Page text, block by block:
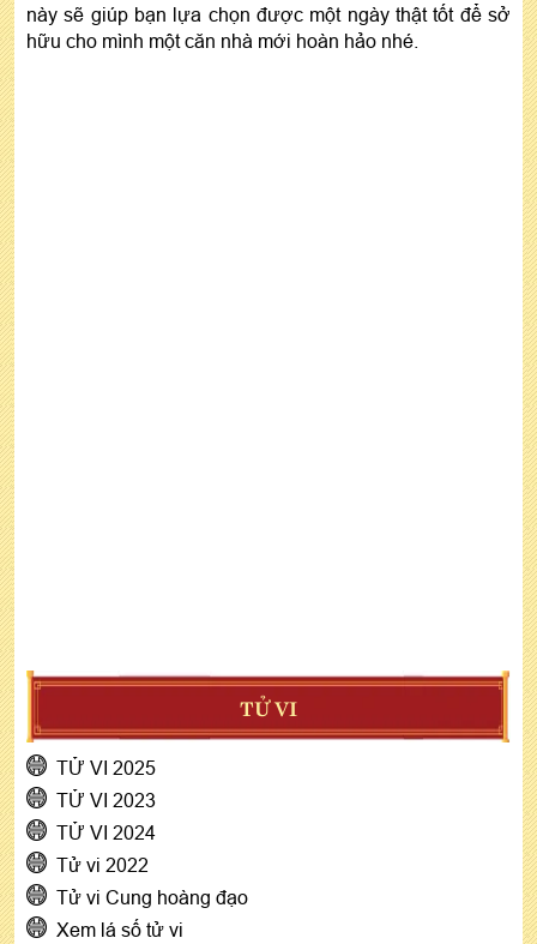
này sẽ giúp bạn lựa chọn được một ngày thật tốt để sở
hữu cho mình một căn nhà mới hoàn hảo nhé.
TỬ VI
TỬ VI 2025
TỬ VI 2023
TỬ VI 2024
Tử vi 2022
Tử vi Cung hoàng đạo
Xem lá số tử vi